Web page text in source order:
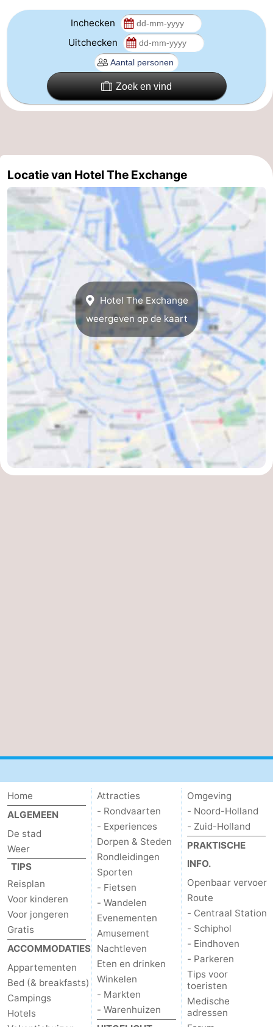
Pleinen
centrum
tuinen
Omgeving
Noord-
Holland
-
Zuid-
Holland
Praktisch
Forum
Reisboekenwinkel
Openbaar
vervoer
Route
Centraal
Station
Schiphol
Eindhoven
-
Inchecken
Uitchecken
Zoek en vind
Locatie van Hotel The Exchange
Hotel The Exchange
weergeven op de kaart
Home
ALGEMEEN
De stad
Weer
TIPS
Reisplan
Voor kinderen
Voor jongeren
Gratis
ACCOMMODATIES
Appartementen
Bed (& breakfasts)
Campings
Hotels
Attracties
- Rondvaarten
- Experiences
Dorpen & Steden
Rondleidingen
Sporten
- Fietsen
- Wandelen
Evenementen
Amusement
Nachtleven
Eten en drinken
Winkelen
- Markten
- Warenhuizen
Omgeving
- Noord-Holland
- Zuid-Holland
PRAKTISCHE
INFO.
Openbaar vervoer
Route
- Centraal Station
- Schiphol
- Eindhoven
- Parkeren
Tips voor
toeristen
Medische
adressen